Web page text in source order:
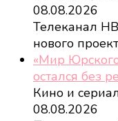
08.08.2026
Телеканал
нового
«Мир
остался без
Кино и
08.08.2026